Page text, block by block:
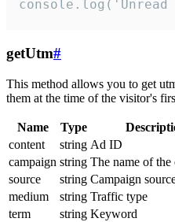
getUtm#
This method allows you to get
them at the time of the visitor's
Name Type
content
string Ad ID
campaign string The name of the
source
string Campaign
medium
string Traffic type
term
string Keyword